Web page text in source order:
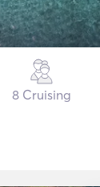
8 Cruising